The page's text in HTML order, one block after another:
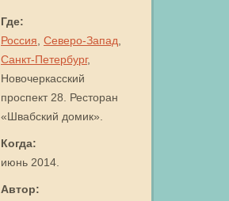
Где:
Россия Северо-Запад
Санкт-Петербург,
Новочеркасский
проспект 28. Ресторан
«Швабский домик».
Когда:
июнь 2014.
Автор: